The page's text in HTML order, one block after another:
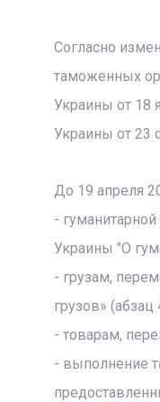
Согласно
таможенных
Украины от 18
Украины от 23
До 19 апреля
-
Украины "О
- грузам,
грузов» (абзац
- товарам,
- выполнение